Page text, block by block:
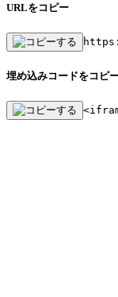
URLをコピー
埋め込みコードをコピ